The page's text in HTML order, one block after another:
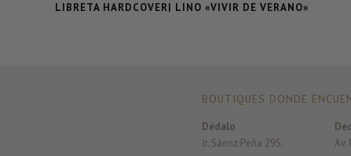
LIBRETA HARDCOVER| LINO «VIVIR DE VERANO»
BOUTIQUES DONDE
Dédalo
Jr. Sáenz Peña 295,
Av.